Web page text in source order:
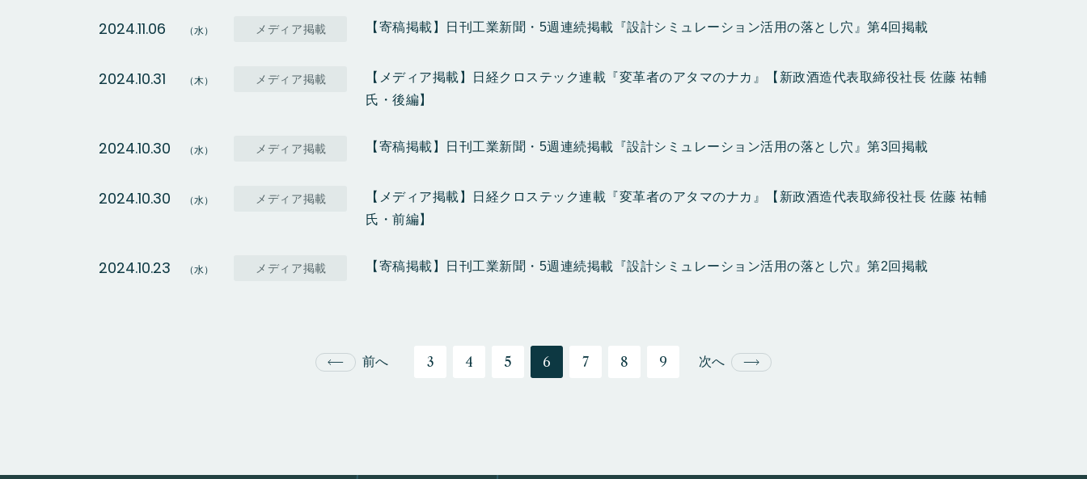
2024.11.06 （水） メディア掲載 【寄稿掲載】日刊工業新聞・5週連続掲載『設計シミュレーション活用の落とし穴』第4回掲載
2024.10.31 （木） メディア掲載
【メディア掲載】日経クロステック連載『変革者のアタマのナカ』【新政酒造代表取締役社長 佐藤 祐輔
氏・後編】
2024.10.30 （水） メディア掲載 【寄稿掲載】日刊工業新聞・5週連続掲載『設計シミュレーション活用の落とし穴』第3回掲載
2024.10.30 （水） メディア掲載
【メディア掲載】日経クロステック連載『変革者のアタマのナカ』【新政酒造代表取締役社長 佐藤 祐輔
氏・前編】
2024.10.23 （水） メディア掲載 【寄稿掲載】日刊工業新聞・5週連続掲載『設計シミュレーション活用の落とし穴』第2回掲載
前へ 3 4 5 6 7 8 9 次へ